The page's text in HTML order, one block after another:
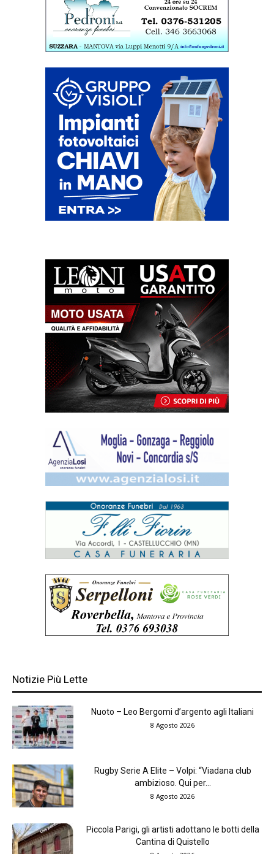
Notizie Più Lette
Nuoto – Leo Bergomi d’argento agli Italiani
8 Agosto 2026
Rugby Serie A Elite – Volpi: “Viadana club
ambizioso. Qui per...
8 Agosto 2026
Piccola Parigi, gli artisti adottano le botti della
Cantina di Quistello